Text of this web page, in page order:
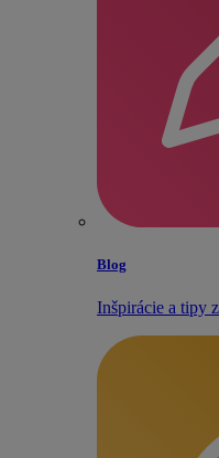
Blog
Inšpirácie a tipy